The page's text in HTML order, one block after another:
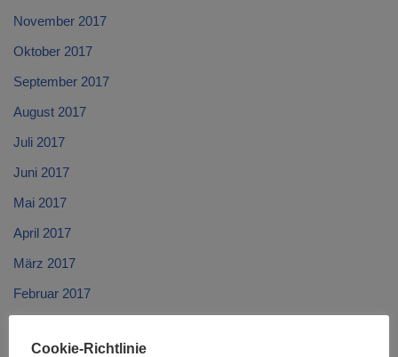
November 2017
Oktober 2017
September 2017
August 2017
Juli 2017
Juni 2017
Mai 2017
April 2017
März 2017
Februar 2017
Cookie-Richtlinie